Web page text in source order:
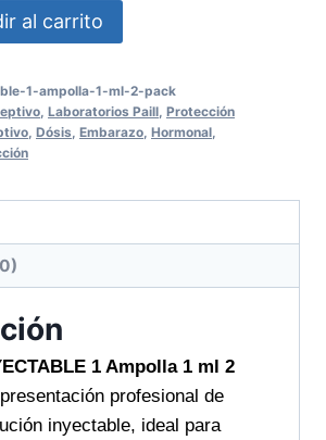
al carrito
1-ampolla-1-ml-2-pack
Laboratorios Paill Protección
Dósis Embarazo Hormonal
1 Ampolla 1 ml 2
profesional de
inyectable, ideal para